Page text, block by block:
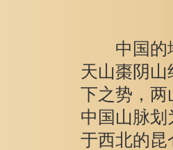
中国的地
天山棗阴
下之势，两
中国山脉
于西北的昆